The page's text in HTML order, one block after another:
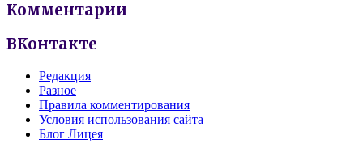
Комментарии
ВКонтакте
Редакция
Разное
Правила комментирования
Условия использования сайта
Блог Лицея